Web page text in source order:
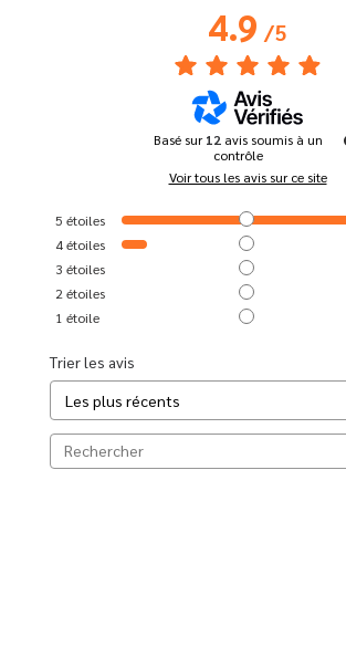
4.9/5
Basé sur12 avis soumis à un
contrôle
Voir tous les avis sur ce site
5 étoiles
4étoiles
3 étoiles
2 étoiles
1 étoile
Trier les avis